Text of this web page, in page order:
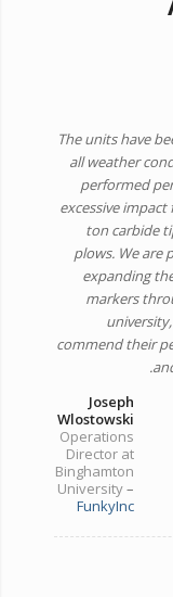
The units have
all weather
performed
excessive
ton carbide
plows. We are
expanding
markers
commend their
Joseph
Wlostowski
Operations
Director at
Binghamton
University–
FunkyInc